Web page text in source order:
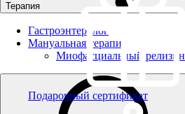
Терапия
Гастроэнтеролог
Мануальная терапия
Миофасциальный
Подарочный сертификат